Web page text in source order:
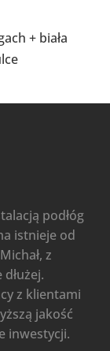
+ biała
podłóg
istnieje od
z
z klientami
jakość
inwestycji.